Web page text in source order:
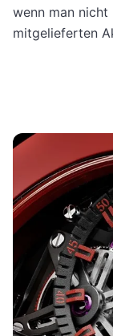
wenn man
mitgelieferten